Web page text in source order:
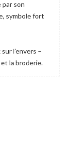
par son
symbole fort
l’envers –
la broderie.